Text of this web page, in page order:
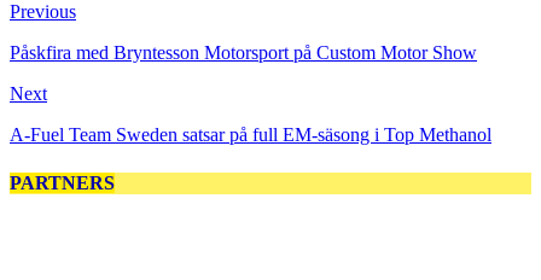
Previous
Påskfira med Bryntesson Motorsport på Custom Motor Show
Next
A-Fuel Team Sweden satsar på full EM-säsong i Top Methanol
PARTNERS